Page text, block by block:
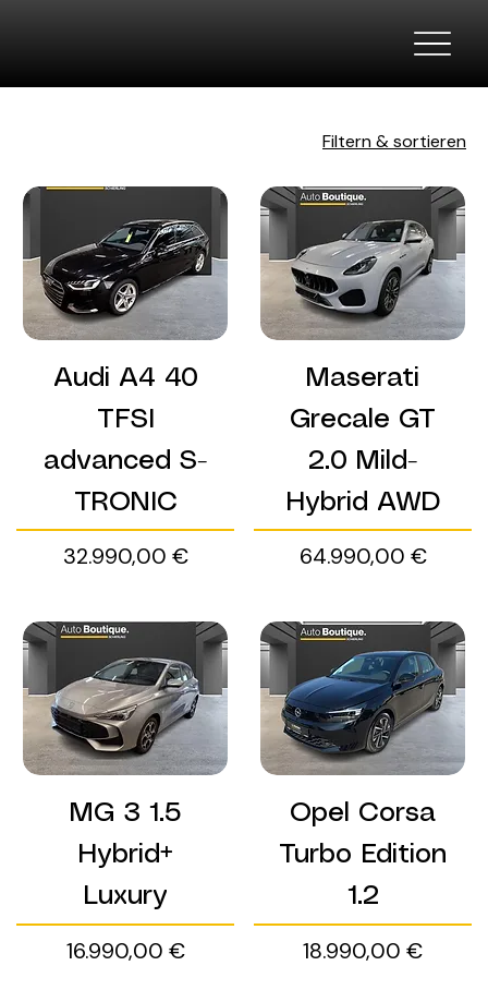
Filtern & sortieren
Audi A4 40
TFSI
advanced S-
TRONIC
Preis
32.990,00 €
Maserati
Grecale GT
2.0 Mild-
Hybrid AWD
Preis
64.990,00 €
MG 3 1.5
Hybrid+
Luxury
Preis
16.990,00 €
Opel Corsa
Turbo Edition
1.2
Preis
18.990,00 €